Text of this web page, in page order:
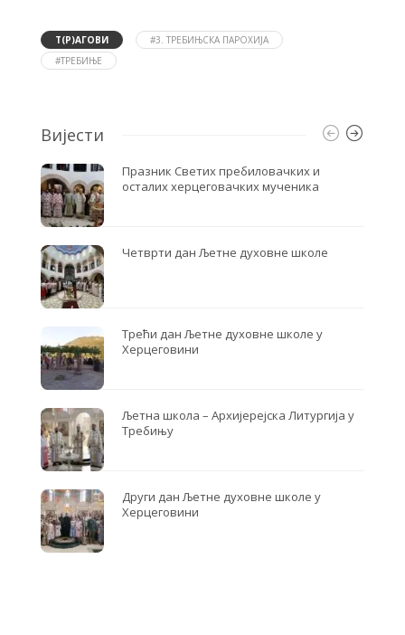
o
o
k
e
r
Т(Р)АГОВИ
#3. ТРЕБИЊСКА ПАРОХИЈА
#ТРЕБИЊЕ
Вијести
Празник Светих пребиловачких и
осталих херцеговачких мученика
Четврти дан Љетне духовне школе
Трећи дан Љетне духовне школе у
Херцеговини
Љетна школа – Архијерејска Литургија у
Требињу
Други дан Љетне духовне школе у
Херцеговини